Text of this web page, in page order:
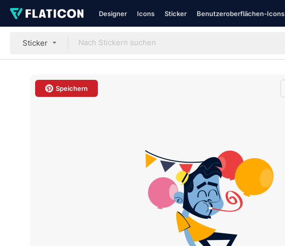
Designer Icons Sticker Benutzeroberflächen-Icons
Sticker
Speichern